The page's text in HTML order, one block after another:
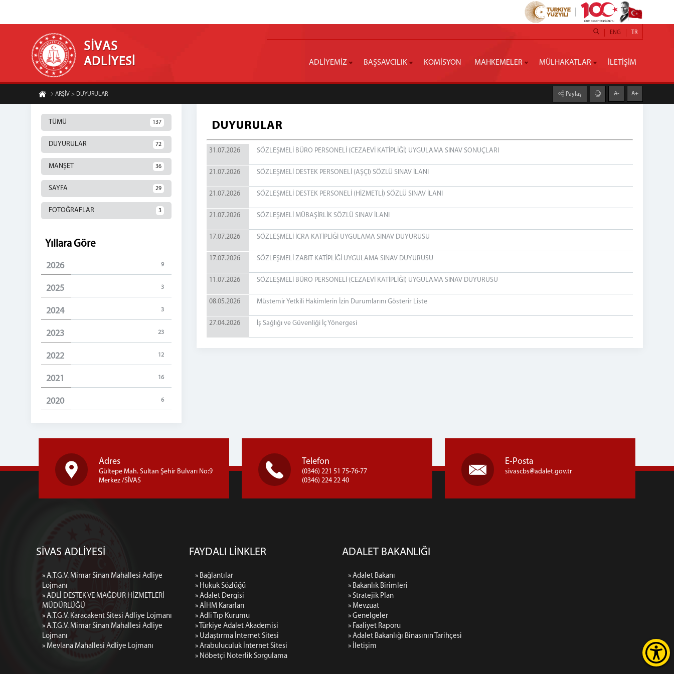
SİVAS
ADLİYESİ
TR
ENG
ADLİYEMİZ BAŞSAVCILIK KOMİSYON MAHKEMELER MÜLHAKATLAR İLETİŞİM
ARŞİV > DUYURULAR Paylaş A- A+
TÜMÜ 137
DUYURULAR 72
MANŞET 36
SAYFA 29
FOTOĞRAFLAR 3
Yıllara Göre
2026 9
2025 3
2024 3
2023 23
2022 12
2021 16
2020 6
DUYURULAR
31.07.2026 SÖZLEŞMELİ BÜRO PERSONELİ (CEZAEVİ KATİPLİĞİ) UYGULAMA SINAV SONUÇLARI
21.07.2026 SÖZLEŞMELİ DESTEK PERSONELİ (AŞÇI) SÖZLÜ SINAV İLANI
21.07.2026 SÖZLEŞMELİ DESTEK PERSONELİ (HİZMETLİ) SÖZLÜ SINAV İLANI
21.07.2026 SÖZLEŞMELİ MÜBAŞİRLİK SÖZLÜ SINAV İLANI
17.07.2026 SÖZLEŞMELİ İCRA KATİPLİĞİ UYGULAMA SINAV DUYURUSU
17.07.2026 SÖZLEŞMELİ ZABIT KATİPLİĞİ UYGULAMA SINAV DUYURUSU
11.07.2026 SÖZLEŞMELİ BÜRO PERSONELİ (CEZAEVİ KATİPLİĞİ) UYGULAMA SINAV DUYURUSU
08.05.2026 Müstemir Yetkili Hakimlerin İzin Durumlarını Gösterir Liste
27.04.2026 İş Sağlığı ve Güvenliği İç Yönergesi
Adres
Gültepe Mah. Sultan Şehir Bulvarı No:9
Merkez /SİVAS
Telefon
(0346) 221 51 75-76-77
(0346) 224 22 40
E-Posta
sivascbs adalet.gov.tr
SİVAS ADLİYESİ
» A.T.G.V. Mimar Sinan Mahallesi Adliye
Lojmanı
» ADLİ DESTEK VE MAĞDUR HİZMETLERİ
MÜDÜRLÜĞÜ
» A.T.G.V. Karacakent Sitesi Adliye Lojmanı
» A.T.G.V. Mimar Sinan Mahallesi Adliye
Lojmanı
» Mevlana Mahallesi Adliye Lojmanı
FAYDALI LİNKLER
» Bağlantılar
» Hukuk Sözlüğü
» Adalet Dergisi
» AİHM Kararları
» Adli Tıp Kurumu
» Türkiye Adalet Akademisi
» Uzlaştırma İnternet Sitesi
» Arabuluculuk İnternet Sitesi
» Nöbetçi Noterlik Sorgulama
ADALET BAKANLIĞI
» Adalet Bakanı
» Bakanlık Birimleri
» Stratejik Plan
» Mevzuat
» Genelgeler
» Faaliyet Raporu
» Adalet Bakanlığı Binasının Tarihçesi
» İletişim